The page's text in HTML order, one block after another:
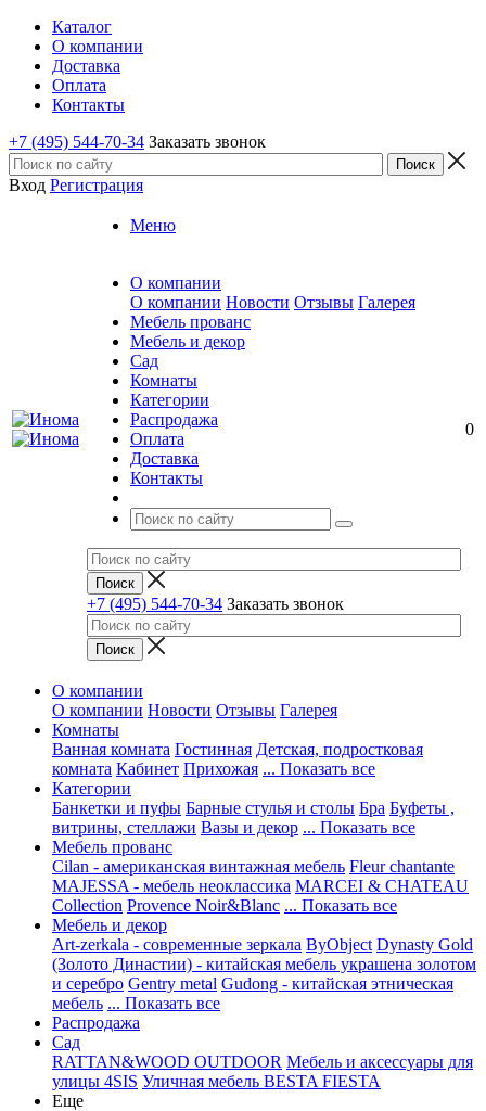
Каталог
О компании
Доставка
Оплата
Контакты
+7 (495) 544-70-34 Заказать звонок
Вход Регистрация
Меню
О компании
О компании Новости Отзывы Галерея
Мебель прованс
Мебель и декор
Сад
Комнаты
Категории
Распродажа
Оплата
Доставка
Контакты
+7 (495) 544-70-34 Заказать звонок
0
О компании
О компании Новости Отзывы Галерея
Комнаты
Ванная комната Гостинная Детская, подростковая
комната Кабинет Прихожая ... Показать все
Категории
Банкетки и пуфы Барные стулья и столы Бра Буфеты ,
витрины, стеллажи Вазы и декор ... Показать все
Мебель прованс
Cilan - американская винтажная мебель Fleur chantante
MAJESSA - мебель неоклассика MARCEI & CHATEAU
Collection Provence Noir&Blanc ... Показать все
Мебель и декор
Art-zerkala - современные зеркала ByObject Dynasty Gold
(Золото Династии) - китайская мебель украшена золотом
и серебро Gentry metal Gudong - китайская этническая
мебель ... Показать все
Распродажа
Сад
RATTAN&WOOD OUTDOOR Мебель и аксессуары для
улицы 4SIS Уличная мебель BESTA FIESTA
Еще